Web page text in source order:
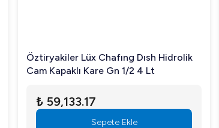
Öztiryakiler Lüx Chafıng Dısh Hidrolik
Cam Kapaklı Kare Gn 1/2 4 Lt
₺ 59,133.17
Sepete Ekle